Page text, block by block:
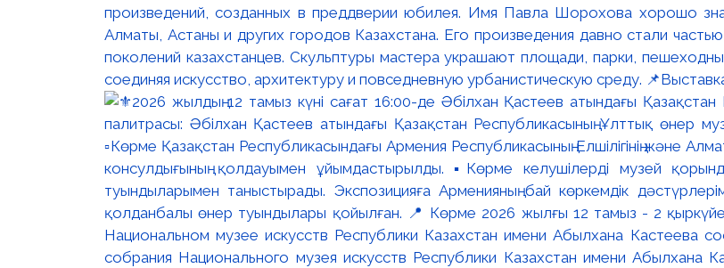
произведений, созданных в преддверии юбилея. Имя Павла Шорохова хорошо
Алматы, Астаны и других городов Казахстана. Его произведения давно стали
поколений казахстанцев. Скульптуры мастера украшают площади, парки,
соединяя искусство, архитектуру и повседневную урбанистическую среду.